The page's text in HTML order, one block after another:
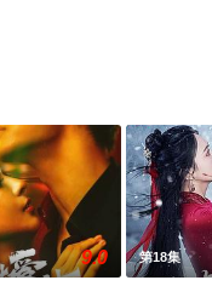
,吴佳怡,刘坤,刘小
减完整版电视剧全
情网等平台了解。
9.0 第18集